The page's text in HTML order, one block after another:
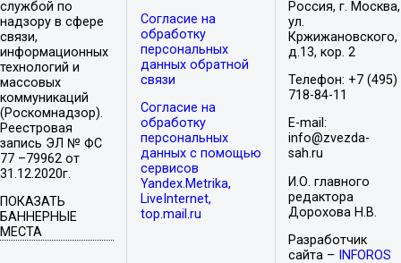
службой по
надзору в сфере
связи,
информационных
технологий и
массовых
коммуникаций
(Роскомнадзор).
Реестровая
запись ЭЛ № ФС
77 –79962 от
31.12.2020г.
ПОКАЗАТЬ
БАННЕРНЫЕ
МЕСТА
Согласие на
обработку
персональных
данных обратной
связи
Согласие на
обработку
персональных
данных с помощью
сервисов
Yandex.Metrika,
LiveInternet,
top.mail.ru
Россия, г. Москва,
ул.
Кржижановского,
д.13, кор. 2
Телефон: +7 (495)
718-84-11
E-mail:
info@zvezda-
sah.ru
И.О. главного
редактора
Дорохова Н.В.
Разработчик
сайта –
INFOROS